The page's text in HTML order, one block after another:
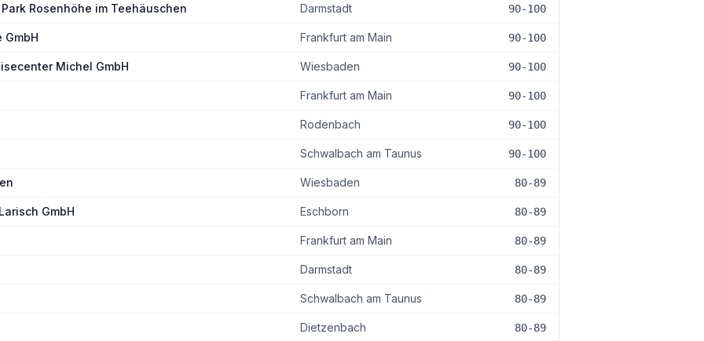
Rosenhöhe im Teehäuschen Darmstadt 90-100
Frankfurt am Main 90-100
Michel GmbH Wiesbaden 90-100
Frankfurt am Main 90-100
Rodenbach 90-100
Schwalbach am Taunus 90-100
Wiesbaden 80-89
GmbH Eschborn 80-89
Frankfurt am Main 80-89
Darmstadt 80-89
Schwalbach am Taunus 80-89
Dietzenbach 80-89